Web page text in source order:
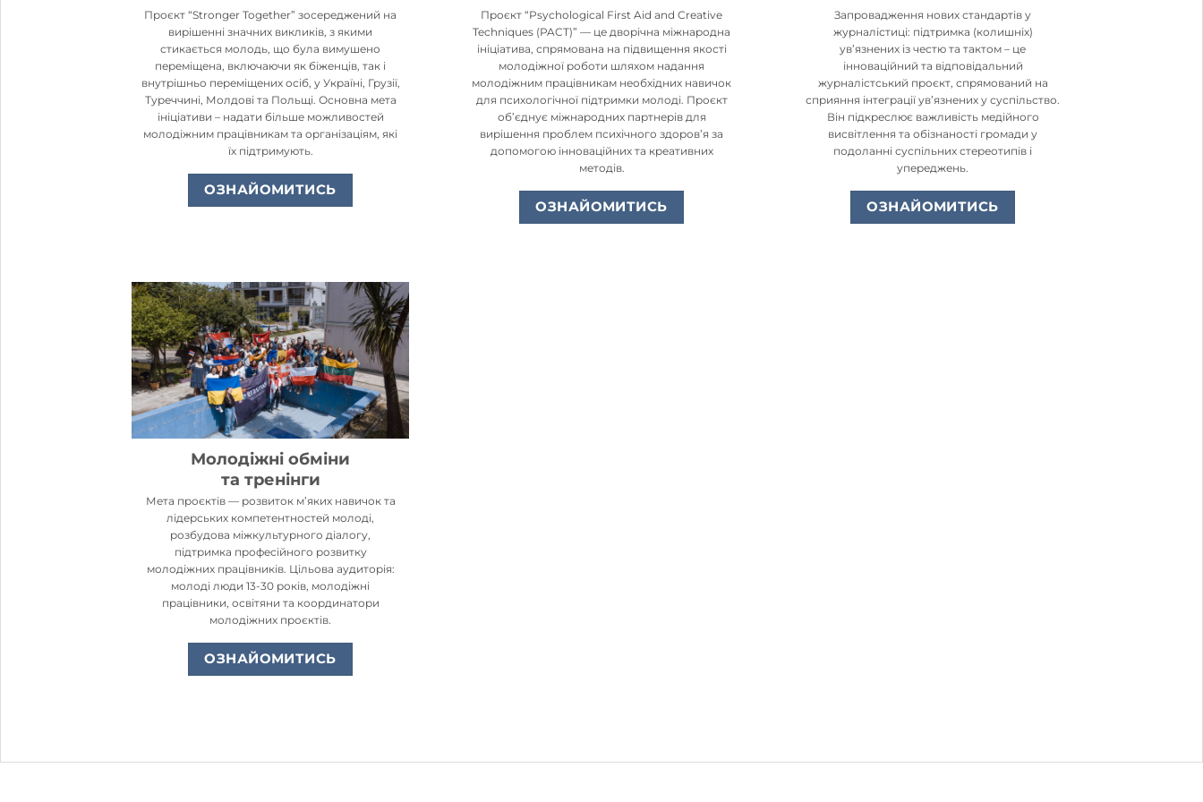
Проєкт “Stronger Together” зосереджений на
вирішенні значних викликів, з якими
стикається молодь, що була вимушено
переміщена, включаючи як біженців, так і
внутрішньо переміщених осіб, у Україні, Грузії,
Туреччині, Молдові та Польщі. Основна мета
ініціативи – надати більше можливостей
молодіжним працівникам та організаціям, які
їх підтримують.
ОЗНАЙОМИТИСЬ
Проєкт “Psychological First Aid and Creative
Techniques (PACT)” — це дворічна міжнародна
ініціатива, спрямована на підвищення якості
молодіжної роботи шляхом надання
молодіжним працівникам необхідних навичок
для психологічної підтримки молоді. Проєкт
об’єднує міжнародних партнерів для
вирішення проблем психічного здоров’я за
допомогою інноваційних та креативних
методів.
ОЗНАЙОМИТИСЬ
Запровадження нових стандартів у
журналістиці: підтримка (колишніх)
ув’язнених із честю та тактом – це
інноваційний та відповідальний
журналістський проєкт, спрямований на
сприяння інтеграції ув’язнених у суспільство.
Він підкреслює важливість медійного
висвітлення та обізнаності громади у
подоланні суспільних стереотипів і
упереджень.
ОЗНАЙОМИТИСЬ
Молодіжні обміни
та тренінги
Мета проєктів — розвиток м’яких навичок та
лідерських компетентностей молоді,
розбудова міжкультурного діалогу,
підтримка професійного розвитку
молодіжних працівників. Цільова аудиторія:
молоді люди 13-30 років, молодіжні
працівники, освітяни та координатори
молодіжних проєктів.
ОЗНАЙОМИТИСЬ